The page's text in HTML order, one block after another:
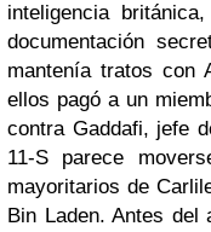
inteligencia
documentación
mantenía tratos con
ellos pagó a un
contra Gaddafi, jefe
11-S parece
mayoritarios de
Bin Laden. Antes del